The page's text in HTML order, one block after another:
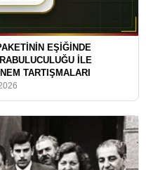
EŞİĞİNDE
İLE
TARTIŞMALARI